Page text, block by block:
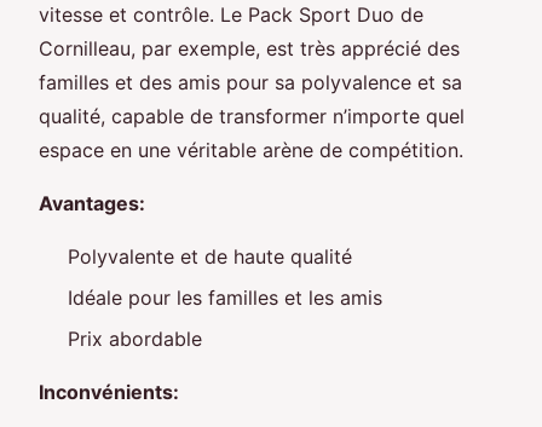
vitesse et contrôle. Le Pack Sport Duo de
Cornilleau, par exemple, est très apprécié des
familles et des amis pour sa polyvalence et sa
qualité, capable de transformer n’importe quel
espace en une véritable arène de compétition.
Avantages:
Polyvalente et de haute qualité
Idéale pour les familles et les amis
Prix abordable
Inconvénients: